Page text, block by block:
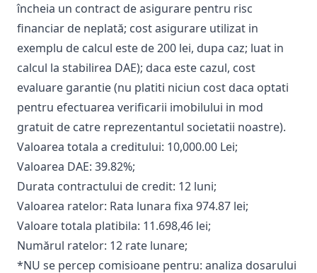
încheia un contract de asigurare pentru risc
financiar de neplată; cost asigurare utilizat in
exemplu de calcul este de 200 lei, dupa caz; luat in
calcul la stabilirea DAE); daca este cazul, cost
evaluare garantie (nu platiti niciun cost daca optati
pentru efectuarea verificarii imobilului in mod
gratuit de catre reprezentantul societatii noastre).
Valoarea totala a creditului: 10,000.00 Lei;
Valoarea DAE: 39.82%;
Durata contractului de credit: 12 luni;
Valoarea ratelor: Rata lunara fixa 974.87 lei;
Valoare totala platibila: 11.698,46 lei;
Numărul ratelor: 12 rate lunare;
*NU se percep comisioane pentru: analiza dosarului